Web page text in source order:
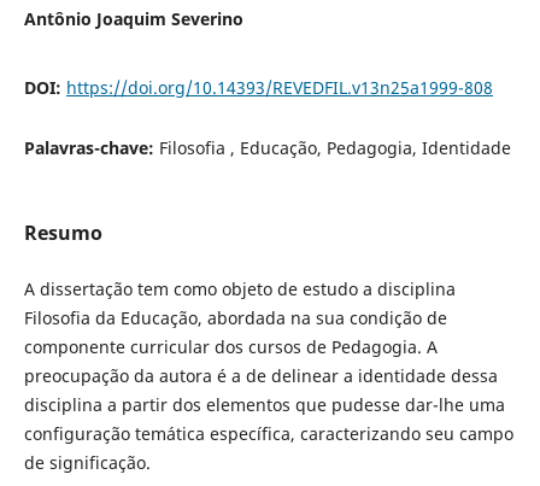
Antônio Joaquim Severino
DOI: https://doi.org/10.14393/REVEDFIL.v13n25a1999-808
Palavras-chave: Filosofia , Educação, Pedagogia, Identidade
Resumo
A dissertação tem como objeto de estudo a disciplina
Filosofia da Educação, abordada na sua condição de
componente curricular dos cursos de Pedagogia. A
preocupação da autora é a de delinear a identidade dessa
disciplina a partir dos elementos que pudesse dar-lhe uma
configuração temática específica, caracterizando seu campo
de significação.